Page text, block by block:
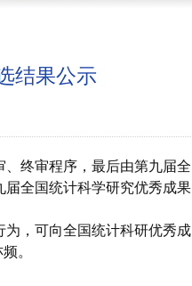
结果公示
终审程序，最后由第九届全
全国统计科学研究优秀成果
，可向全国统计科研优秀成
。